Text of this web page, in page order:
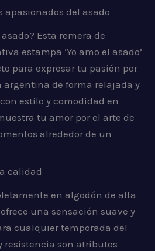
apasionados del asado
Esta remera de
estampa ‘Yo amo el asado’
para expresar tu pasión por
de forma relajada y
estilo y comodidad en
tu amor por el arte de
alrededor de un
calidad
en algodón de alta
una sensación suave y
cualquier temporada del
resistencia son atributos